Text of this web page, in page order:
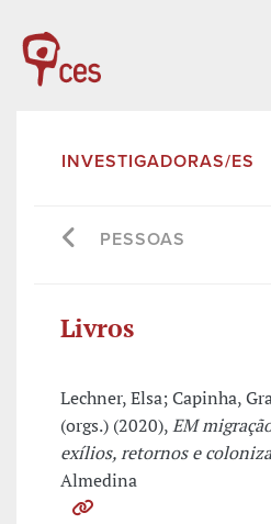
INVESTIGADORAS/ES
PESSOAS
Livros
Lechner, Elsa; Capinha,
(orgs.) (2020),EM
exílios, retornos e
Almedina